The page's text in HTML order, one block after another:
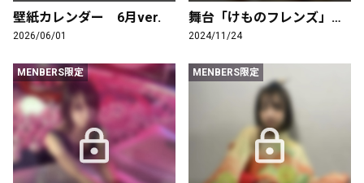
壁紙カレンダー 6月ver.
2026/06/01
舞台「けものフレンズ」オフショット
2024/11/24
MENBERS限定 MENBERS限定